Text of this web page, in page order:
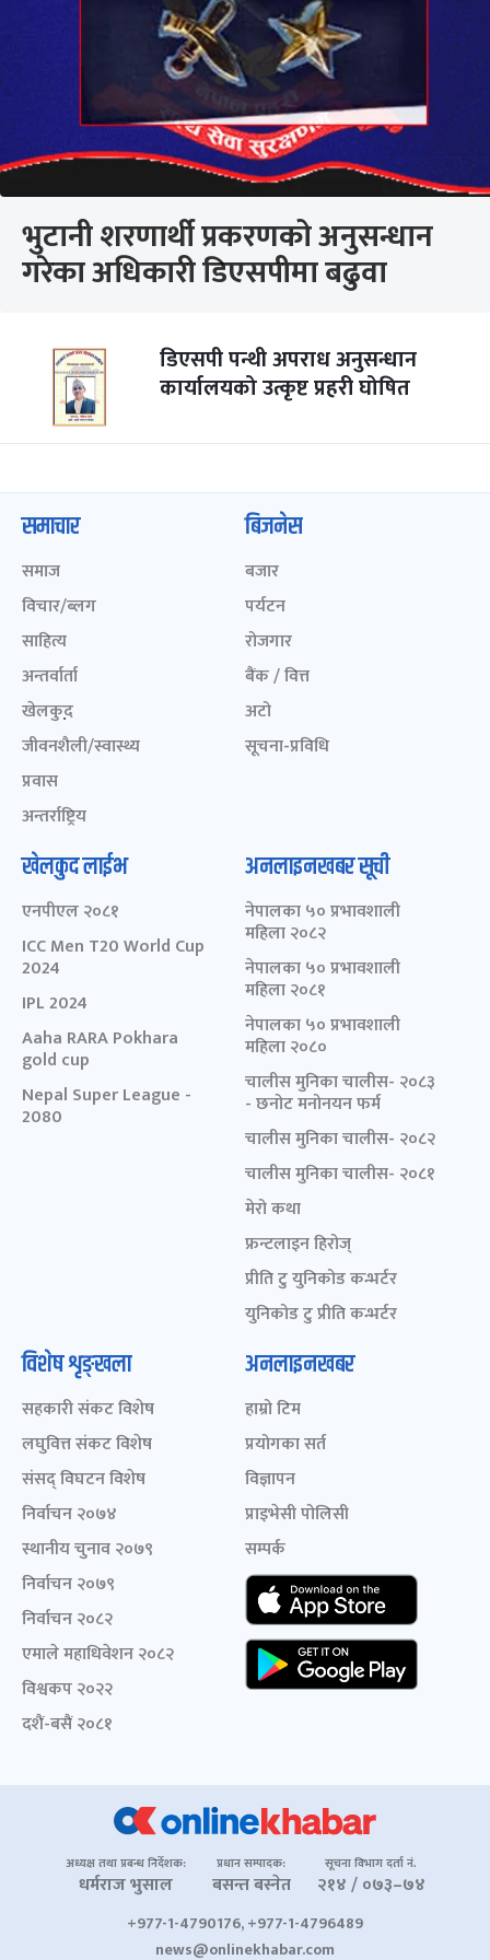
भुटानी शरणार्थी प्रकरणको अनुसन्धान
गरेका अधिकारी डिएसपीमा बढुवा
डिएसपी पन्थी अपराध अनुसन्धान
कार्यालयको उत्कृष्ट प्रहरी घोषित
समाचार
समाज
विचार/ब्लग
साहित्य
अन्तर्वार्ता
खेलकुद़़
जीवनशैली/स्वास्थ्य
प्रवास
अन्तर्राष्ट्रिय
बिजनेस
बजार
पर्यटन
रोजगार
बैंक / वित्त
अटो
सूचना-प्रविधि
खेलकुद लाईभ
एनपीएल २०८१
ICC Men T20 World Cup
2024
IPL 2024
Aaha RARA Pokhara
gold cup
Nepal Super League -
2080
अनलाइनखबर सूची
नेपालका ५० प्रभावशाली
महिला २०८२
नेपालका ५० प्रभावशाली
महिला २०८१
नेपालका ५० प्रभावशाली
महिला २०८०
चालीस मुनिका चालीस- २०८३
- छनोट मनोनयन फर्म
चालीस मुनिका चालीस- २०८२
चालीस मुनिका चालीस- २०८१
मेरो कथा
फ्रन्टलाइन हिरोज्
प्रीति टु युनिकोड कन्भर्टर
युनिकोड टु प्रीति कन्भर्टर
विशेष शृङ्खला
सहकारी संकट विशेष
लघुवित्त संकट विशेष
संसद् विघटन विशेष
निर्वाचन २०७४
स्थानीय चुनाव २०७९
निर्वाचन २०७९
निर्वाचन २०८२
एमाले महाधिवेशन २०८२
विश्वकप २०२२
दशैं-बसैं २०८१
अनलाइनखबर
हाम्रो टिम
प्रयोगका सर्त
विज्ञापन
प्राइभेसी पोलिसी
सम्पर्क
अध्यक्ष तथा प्रबन्ध निर्देशक:
धर्मराज भुसाल
प्रधान सम्पादक:
बसन्त बस्नेत
सूचना विभाग दर्ता नं.
२१४ / ०७३–७४
+977-1-4790176, +977-1-4796489
news@onlinekhabar.com